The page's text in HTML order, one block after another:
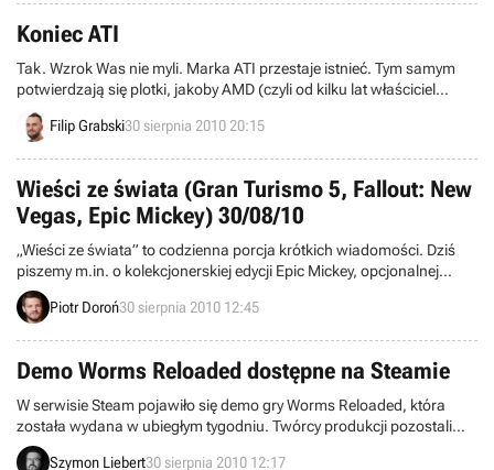
Koniec ATI
Tak. Wzrok Was nie myli. Marka ATI przestaje istnieć. Tym samym
potwierdzają się plotki, jakoby AMD (czyli od kilku lat właściciel
„czerwonych”) zamierzało pozbyć się znanego brandu na rzecz
firmowania wszystkich swoich produktów jedną nazwą.
Filip Grabski30 sierpnia 2010 20:15
Wieści ze świata (Gran Turismo 5, Fallout: New
Vegas, Epic Mickey) 30/08/10
„Wieści ze świata” to codzienna porcja krótkich wiadomości. Dziś
piszemy m.in. o kolekcjonerskiej edycji Epic Mickey, opcjonalnej
instalacji Gran Turismo 5 na HDD, a także Osiągnięciach w Fallout:
New Vegas. Zapraszamy do lektury.
Piotr Doroń30 sierpnia 2010 12:45
Demo Worms Reloaded dostępne na Steamie
W serwisie Steam pojawiło się demo gry Worms Reloaded, która
została wydana w ubiegłym tygodniu. Twórcy produkcji pozostali
przy klasycznych rozwiązaniach i dwuwymiarowej oprawie
Szymon Liebert30 sierpnia 2010 12:17